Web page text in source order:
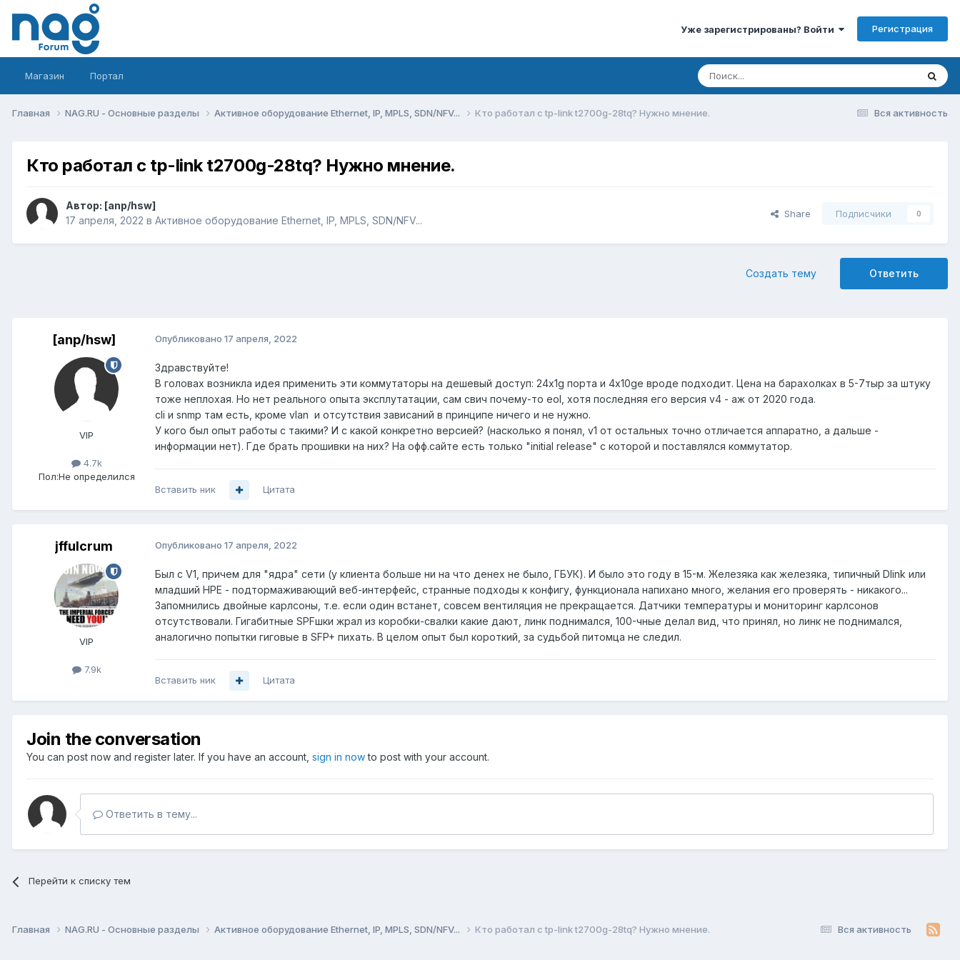
Уже зарегистрированы? Войти Регистрация
Магазин Портал
Вся активность
Главная NAG.RU - Основные разделы Активное оборудование Ethernet, IP, MPLS, SDN/NFV... Кто работал с tp-link t2700g-28tq? Нужно мнение.
Кто работал с tp-link t2700g-28tq? Нужно мнение.
Автор: [anp/hsw]
17 апреля, 2022 в Активное оборудование Ethernet, IP, MPLS, SDN/NFV...
Share Подписчики 0
Ответить
Создать тему
[anp/hsw]
VIP
4.7k
Пол:Не определился
Опубликовано 17 апреля, 2022
Здравствуйте!
В головах возникла идея применить эти коммутаторы на дешевый доступ: 24x1g порта и 4x10ge вроде подходит. Цена на барахолках в 5-7тыр за штуку
тоже неплохая. Но нет реального опыта эксплутатации, сам свич почему-то eol, хотя последняя его версия v4 - аж от 2020 года.
cli и snmp там есть, кроме vlan и отсутствия зависаний в принципе ничего и не нужно.
У кого был опыт работы с такими? И с какой конкретно версией? (насколько я понял, v1 от остальных точно отличается аппаратно, а дальше -
информации нет). Где брать прошивки на них? На офф.сайте есть только "initial release" с которой и поставлялся коммутатор.
Вставить ник Цитата
jffulcrum
VIP
7.9k
Опубликовано 17 апреля, 2022
Был с V1, причем для "ядра" сети (у клиента больше ни на что денех не было, ГБУК). И было это году в 15-м. Железяка как железяка, типичный Dlink или
младший HPE - подтормаживающий веб-интерфейс, странные подходы к конфигу, функционала напихано много, желания его проверять - никакого...
Запомнились двойные карлсоны, т.е. если один встанет, совсем вентиляция не прекращается. Датчики температуры и мониторинг карлсонов
отсутствовали. Гигабитные SPFшки жрал из коробки-свалки какие дают, линк поднимался, 100-чные делал вид, что принял, но линк не поднимался,
аналогично попытки гиговые в SFP+ пихать. В целом опыт был короткий, за судьбой питомца не следил.
Вставить ник Цитата
Join the conversation
You can post now and register later. If you have an account, sign in nowto post with your account.
Ответить в тему...
Перейти к списку тем
Вся активность
Главная NAG.RU - Основные разделы Активное оборудование Ethernet, IP, MPLS, SDN/NFV... Кто работал с tp-link t2700g-28tq? Нужно мнение.